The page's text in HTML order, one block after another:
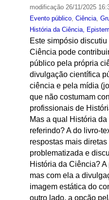
modificação26/11/2025
Evento público, Ciência,
História da Ciência,
Este simpósio
Ciência pode
público pela própria
divulgação científica
ciência e pela mídia
que não costumam
profissionais de
Mas a qual História
referindo? A do livro-
respostas mais
problematizada e
História da Ciência?
mas com ela a
imagem estática do
outro lado, a opção